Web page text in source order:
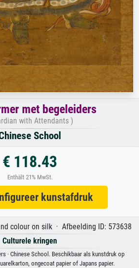
met begeleiders
with Attendants )
School
€ 118.43
Enthält 21% MwSt.
kunstafdruk
colour on silk · Afbeelding ID: 573638
Culturele kringen
· Chinese School. Beschikbaar als kunstdruk op
ongecoat papier of Japans papier.